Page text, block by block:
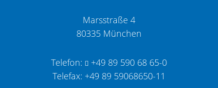
Marsstraße 4
80335 München
Telefon:
+49 89 590 68 65-0
Telefax: +49 89 59068650-11